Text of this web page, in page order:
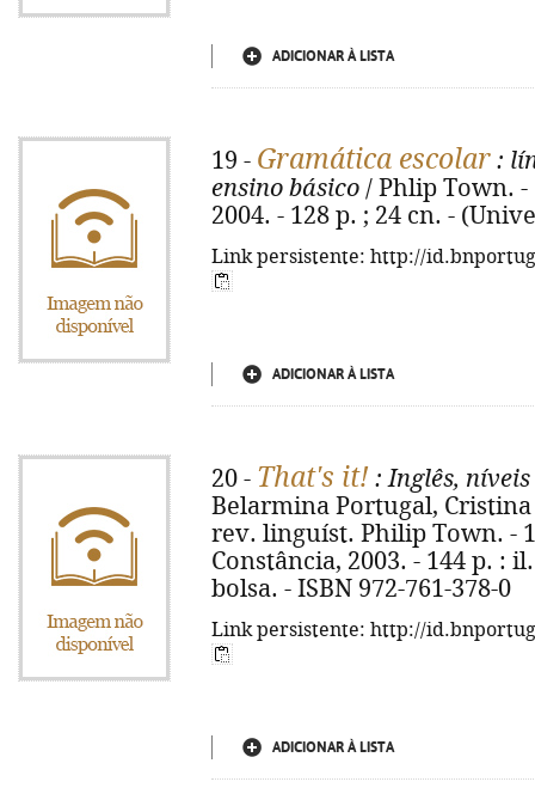
ADICIONAR À LISTA
19 - Gramática escolar :
ensino básico / Phlip Town. -
2004. - 128 p. ; 24 cn. -
Link persistente: http://
ADICIONAR À LISTA
20 - That's it! : Inglês, níveis
Belarmina Portugal,
rev. linguíst. Philip Town. -
Constância, 2003. - 144 p. :
bolsa. - ISBN 972-761-378-0
Link persistente: http://
ADICIONAR À LISTA